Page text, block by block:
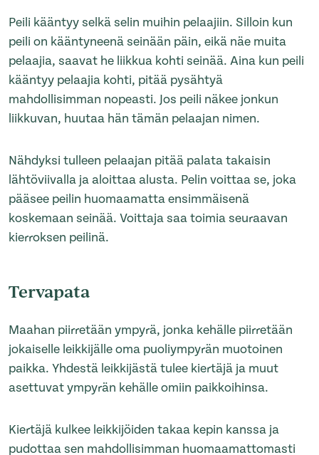
Peili kääntyy selkä selin muihin pelaajiin. Silloin kun
peili on kääntyneenä seinään päin, eikä näe muita
pelaajia, saavat he liikkua kohti seinää. Aina kun peili
kääntyy pelaajia kohti, pitää pysähtyä
mahdollisimman nopeasti. Jos peili näkee jonkun
liikkuvan, huutaa hän tämän pelaajan nimen.
Nähdyksi tulleen pelaajan pitää palata takaisin
lähtöviivalla ja aloittaa alusta. Pelin voittaa se, joka
pääsee peilin huomaamatta ensimmäisenä
koskemaan seinää. Voittaja saa toimia seuraavan
kierroksen peilinä.
Tervapata
Maahan piirretään ympyrä, jonka kehälle piirretään
jokaiselle leikkijälle oma puoliympyrän muotoinen
paikka. Yhdestä leikkijästä tulee kiertäjä ja muut
asettuvat ympyrän kehälle omiin paikkoihinsa.
Kiertäjä kulkee leikkijöiden takaa kepin kanssa ja
pudottaa sen mahdollisimman huomaamattomasti